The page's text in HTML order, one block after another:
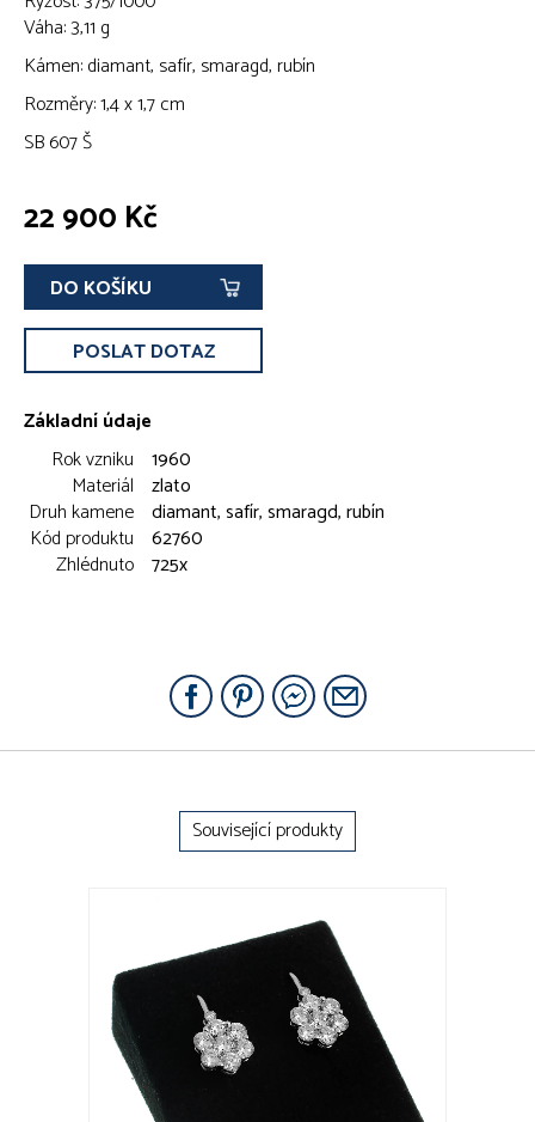
Váha: 3,11 g
Kámen: diamant, safír, smaragd, rubín
Rozměry: 1,4 x 1,7 cm
SB 607 Š
22 900 Kč
DO KOŠÍKU
POSLAT DOTAZ
Základní údaje
Rok vzniku 1960
Materiál zlato
Druh kamene diamant, safír, smaragd, rubín
Kód produktu 62760
Zhlédnuto 725x
Související produkty